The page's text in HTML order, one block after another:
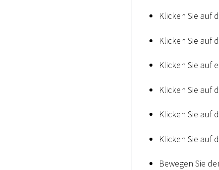
Klicken Sie auf
Klicken Sie auf
Klicken Sie auf
Klicken Sie auf
Klicken Sie auf
Klicken Sie auf
Bewegen Sie